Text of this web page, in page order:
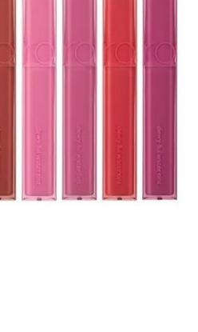
用戶之使用額度並採取法律行動。